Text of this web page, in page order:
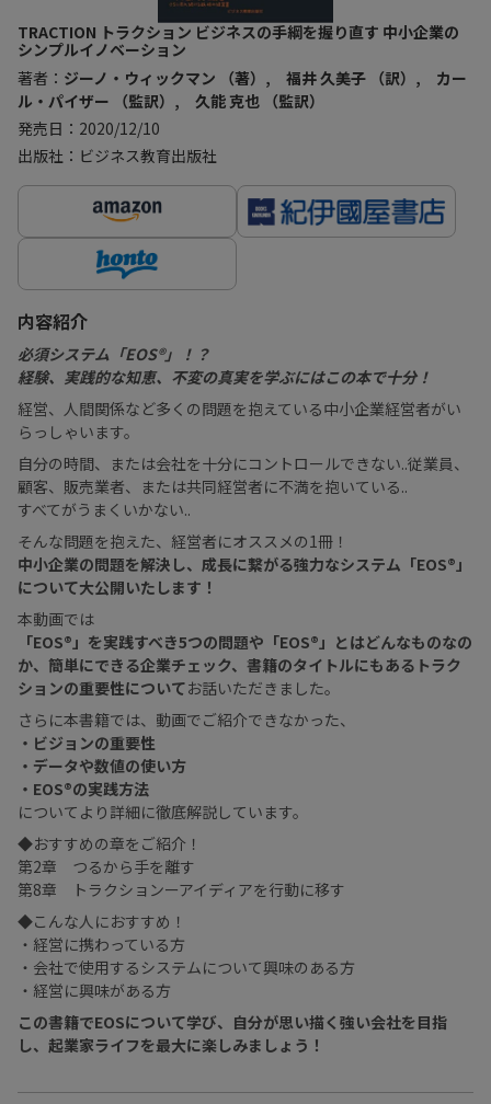
TRACTION トラクション ビジネスの手綱を握り直す 中小企業の
シンプルイノベーション
著者： ジーノ・ウィックマン （著）, 福井 久美子 （訳）, カー
ル・パイザー （監訳）, 久能 克也 （監訳）
発売日：2020/12/10
出版社：ビジネス教育出版社
内容紹介
必須システム「EOS®」！？
経験、実践的な知恵、不変の真実を学ぶにはこの本で十分！
経営、人間関係など多くの問題を抱えている中小企業経営者がい
らっしゃいます。
自分の時間、または会社を十分にコントロールできない..従業員、
顧客、販売業者、または共同経営者に不満を抱いている..
すべてがうまくいかない..
そんな問題を抱えた、経営者にオススメの1冊！
中小企業の問題を解決し、成長に繋がる強力なシステム「EOS®」
について大公開いたします！
本動画では
「EOS®」を実践すべき5つの問題や「EOS®」とはどんなものなの
か、簡単にできる企業チェック、書籍のタイトルにもあるトラク
ションの重要性についてお話いただきました。
さらに本書籍では、動画でご紹介できなかった、
・ビジョンの重要性
・データや数値の使い方
・EOS®の実践方法
についてより詳細に徹底解説しています。
◆おすすめの章をご紹介！
第2章 つるから手を離す
第8章 トラクションーアイディアを行動に移す
◆こんな人におすすめ！
・経営に携わっている方
・会社で使用するシステムについて興味のある方
・経営に興味がある方
この書籍でEOSについて学び、自分が思い描く強い会社を目指
し、起業家ライフを最大に楽しみましょう！